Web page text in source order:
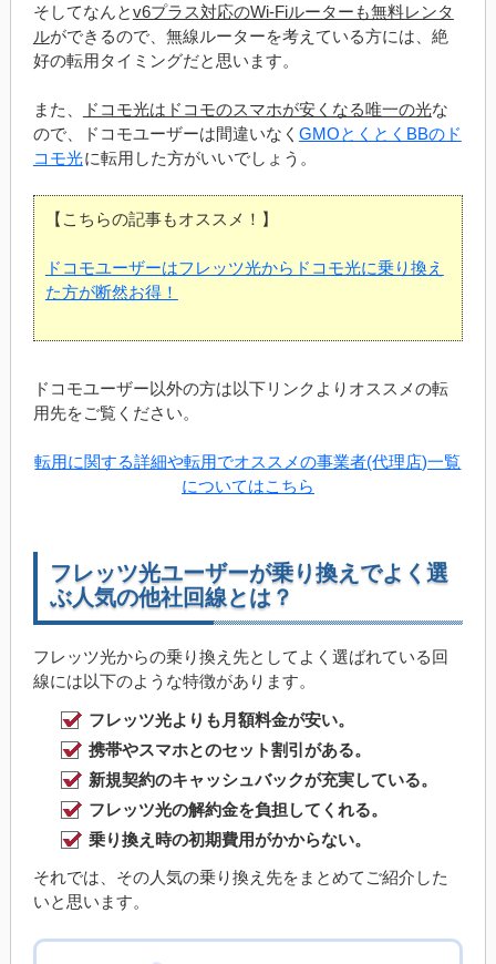
そしてなんとv6プラス対応のWi-Fiルーターも無料レンタ
ルができるので、無線ルーターを考えている方には、絶
好の転用タイミングだと思います。
また、 ドコモ光はドコモのスマホが安くなる唯一の光な
ので、ドコモユーザーは間違いなく GMOとくとくBBのド
コモ光に転用した方がいいでしょう。
【こちらの記事もオススメ！】
ドコモユーザーはフレッツ光からドコモ光に乗り換え
た方が断然お得！
ドコモユーザー以外の方は以下リンクよりオススメの転
用先をご覧ください。
転用に関する詳細や転用でオススメの事業者(代理店)一覧
についてはこちら
フレッツ光ユーザーが乗り換えでよく選
ぶ人気の他社回線とは？
フレッツ光からの乗り換え先としてよく選ばれている回
線には以下のような特徴があります。
フレッツ光よりも月額料金が安い。
携帯やスマホとのセット割引がある。
新規契約のキャッシュバックが充実している。
フレッツ光の解約金を負担してくれる。
乗り換え時の初期費用がかからない。
それでは、その人気の乗り換え先をまとめてご紹介した
いと思います。